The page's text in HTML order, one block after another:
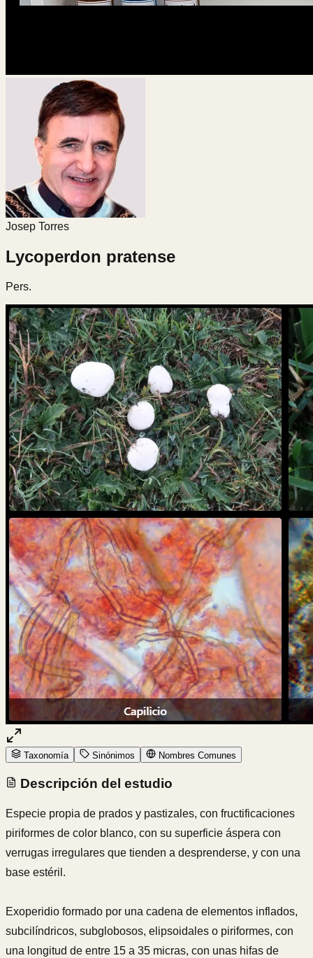
Josep Torres
Lycoperdon pratense
Pers.
Taxonomía Sinónimos Nombres Comunes
Descripción del estudio
Especie propia de prados y pastizales, con fructificaciones
piriformes de color blanco, con su superficie áspera con
verrugas irregulares que tienden a desprenderse, y con una
base estéril.
Exoperidio formado por una cadena de elementos inflados,
subcilíndricos, subglobosos, elipsoidales o piriformes, con
una longitud de entre 15 a 35 micras, con unas hifas de